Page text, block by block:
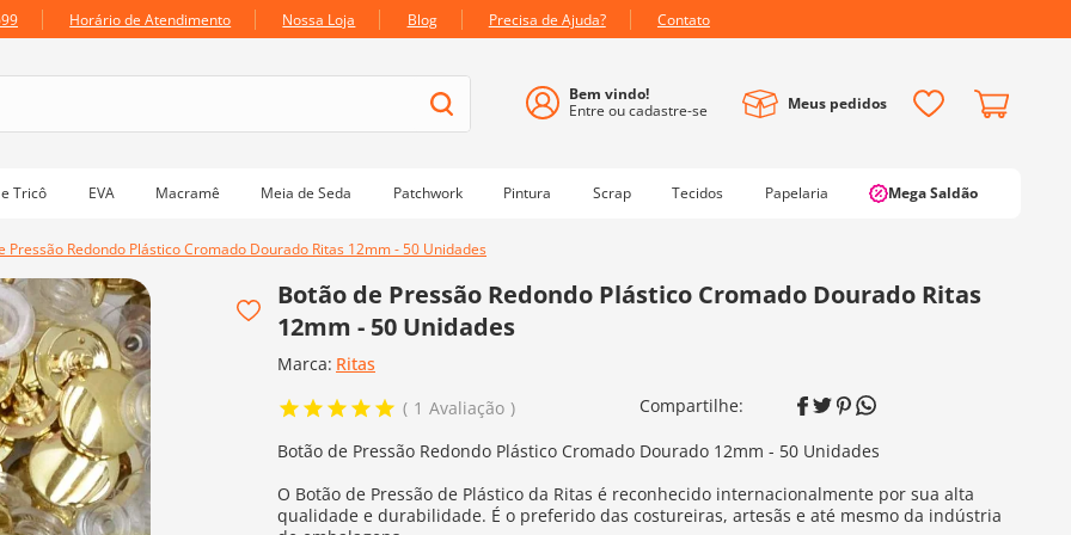
Horário de Atendimento Nossa Loja Blog Precisa de Ajuda? Contato
Meus pedidos
Tricô EVA Macramê Meia de Seda Patchwork Pintura Scrap Tecidos Papelaria Mega Saldão
Pressão Redondo Plástico Cromado Dourado Ritas 12mm - 50 Unidades
Botão de Pressão Redondo Plástico Cromado Dourado Ritas
12mm - 50 Unidades
Marca: Ritas
1 Avaliação
Botão de Pressão Redondo Plástico Cromado Dourado 12mm - 50 Unidades
O Botão de Pressão de Plástico da Ritas é reconhecido internacionalmente por sua alta
qualidade e durabilidade. É o preferido das costureiras, artesãs e até mesmo da indústria